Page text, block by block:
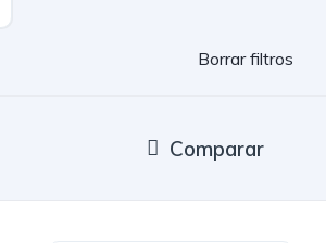
Borrar filtros
Comparar